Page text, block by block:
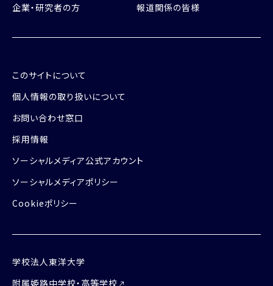
企業・研究者の方
報道関係の皆様
このサイトについて
個人情報の取り扱いについて
お問い合わせ窓口
採用情報
ソーシャルメディア公式アカウント
ソーシャルメディアポリシー
Cookieポリシー
学校法人東洋大学
附属姫路中学校・高等学校